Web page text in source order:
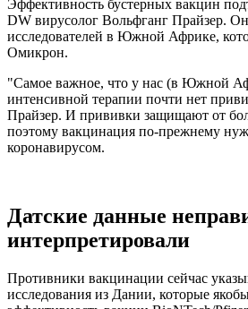
Эффективность бустерных вакцин
DW вирусолог Вольфганг Прайзер.
исследователей в Южной Африке,
Омикрон.
"Самое важное, что у нас (в Южной
интенсивной терапии почти нет
Прайзер. И прививки защищают от
поэтому вакцинация по-прежнему
коронавирусом.
Датские данные
интерпретировали
Противники вакцинации сейчас
исследования из Дании, которые